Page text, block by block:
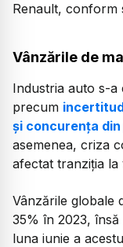
Renault, conform
Vânzările de
Industria auto s-
precum
şi concurenţa
asemenea, criza
afectat tranziţia la
Vânzările globale
35% în 2023,
luna iunie a